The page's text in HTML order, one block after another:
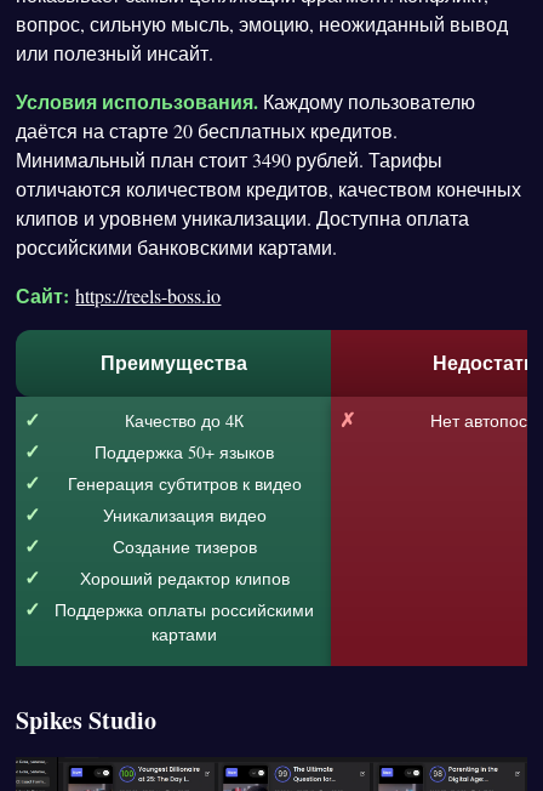
вопрос, сильную мысль, эмоцию, неожиданный вывод
или полезный инсайт.
Условия использования. Каждому пользователю
даётся на старте 20 бесплатных кредитов.
Минимальный план стоит 3490 рублей. Тарифы
отличаются количеством кредитов, качеством конечных
клипов и уровнем уникализации. Доступна оплата
российскими банковскими картами.
Сайт: https://reels-boss.io
Преимущества
Качество до 4К
Поддержка 50+ языков
Генерация субтитров к видео
Уникализация видео
Создание тизеров
Хороший редактор клипов
Поддержка оплаты российскими
картами
Нет
Spikes Studio